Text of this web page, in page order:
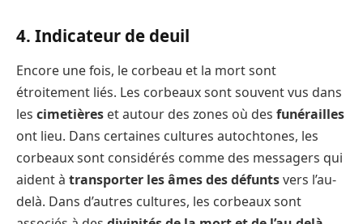
4. Indicateur de deuil
Encore une fois, le corbeau et la mort sont
étroitement liés. Les corbeaux sont souvent vus dans
les cimetières et autour des zones où des funérailles
ont lieu. Dans certaines cultures autochtones, les
corbeaux sont considérés comme des messagers qui
aident à transporter les âmes des défuntsvers l’au-
delà. Dans d’autres cultures, les corbeaux sont